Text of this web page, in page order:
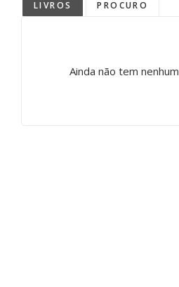
LIVROS PROCURO
Ainda não tem